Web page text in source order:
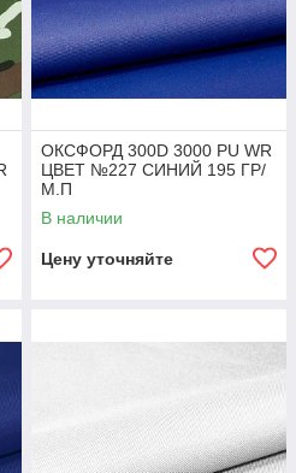
ОКСФОРД 300D 3000 PU WR
ЦВЕТ №227 СИНИЙ 195 ГР/
М.П
В наличии
Цену уточняйте